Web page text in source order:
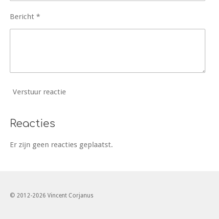
Bericht *
Verstuur reactie
Reacties
Er zijn geen reacties geplaatst.
© 2012-2026 Vincent Corjanus